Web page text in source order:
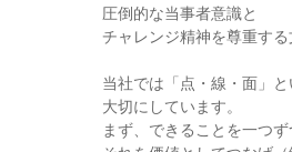
圧倒的な当事者意識と
チャレンジ精神を尊重する
当社では「点・線・面」
大切にしています。
まず、できることを一つず